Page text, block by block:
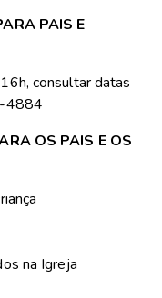
PAIS E
consultar datas
4884
OS PAIS E OS
na Igreja